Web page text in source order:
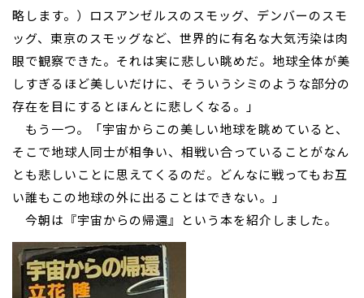
略します。）ロスアンゼルスのスモッグ、デンバーのスモ
ッグ、東京のスモッグなど、世界的に有名な大気汚染は肉
眼で観察できた。それは実に悲しい眺めだ。地球全体が美
しすぎるほど美しいだけに、そういうシミのような部分の
存在を目にするとほんとに悲しくなる。」
もう一つ。「宇宙からこの美しい地球を眺めていると、
そこで地球人同士が相争い、相戦い合っていることがなん
とも悲しいことに思えてくるのだ。どんなに戦ってもお互
い誰もこの地球の外に出ることはできない。」
今朝は『宇宙からの帰還』という本を紹介しました。